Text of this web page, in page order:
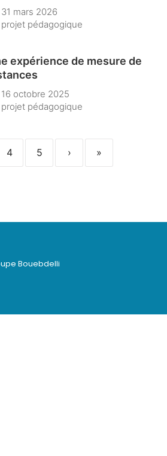
31 mars 2026
projet pédagogique
expérience de mesure de
16 octobre 2025
projet pédagogique
4 5 › »
Bouebdelli